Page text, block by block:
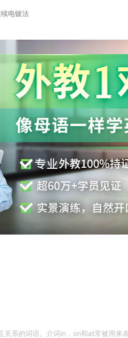
电镀法
系的词语。介词in，on和at常被用来